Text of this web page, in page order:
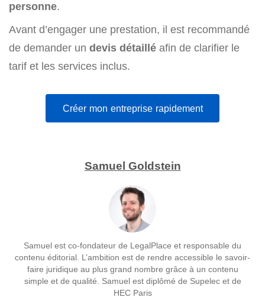
personne.
Avant d’engager une prestation, il est recommandé
de demander un devis détaillé afin de clarifier le
tarif et les services inclus.
Créer mon entreprise rapidement
Samuel Goldstein
Samuel est co-fondateur de LegalPlace et responsable du
contenu éditorial. L’ambition est de rendre accessible le savoir-
faire juridique au plus grand nombre grâce à un contenu
simple et de qualité. Samuel est diplômé de Supelec et de
HEC Paris